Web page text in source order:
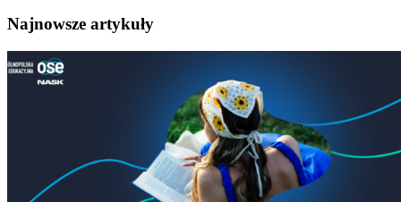
Najnowsze artykuły